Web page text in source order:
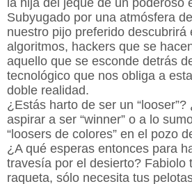
la hija del jeque de un poderoso
Subyugado por una atmósfera
nuestro pijo preferido descubrirá
algoritmos, hackers que se
aquello que se esconde detrás
tecnológico que nos obliga a
doble realidad.
¿Estás harto de ser un
aspirar a ser “winner” o a lo
“loosers de colores” en el pozo
¿A qué esperas entonces para
travesía por el desierto? Fabiolo
raqueta, sólo necesita tus